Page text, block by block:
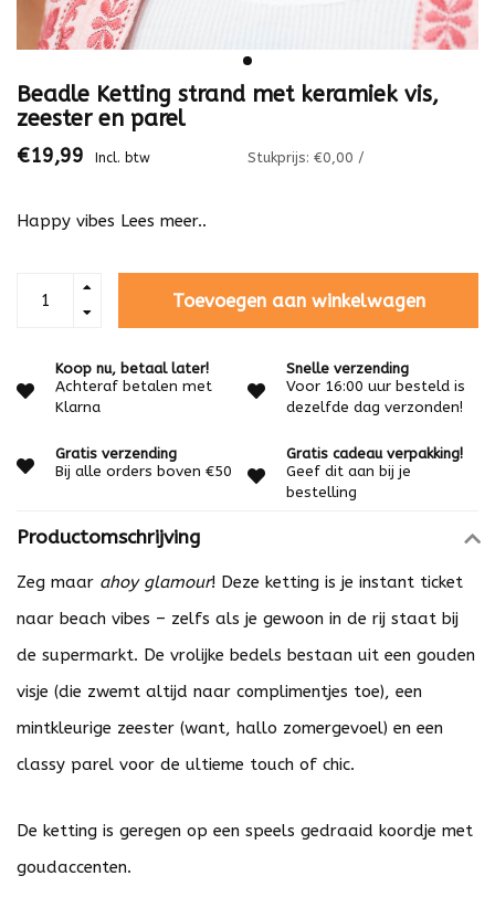
Beadle Ketting strand met keramiek vis,
zeester en parel
€19,99 Incl. btw Stukprijs: €0,00 /
Happy vibes Lees meer..
Toevoegen aan winkelwagen
Koop nu, betaal later!
Achteraf betalen met
Klarna
Snelle verzending
Voor 16:00 uur besteld is
dezelfde dag verzonden!
Gratis verzending
Bij alle orders boven €50
Gratis cadeau verpakking!
Geef dit aan bij je
bestelling
Productomschrijving
Zeg maar ahoy glamour! Deze ketting is je instant ticket
naar beach vibes – zelfs als je gewoon in de rij staat bij
de supermarkt. De vrolijke bedels bestaan uit een gouden
visje (die zwemt altijd naar complimentjes toe), een
mintkleurige zeester (want, hallo zomergevoel) en een
classy parel voor de ultieme touch of chic.
De ketting is geregen op een speels gedraaid koordje met
goudaccenten.